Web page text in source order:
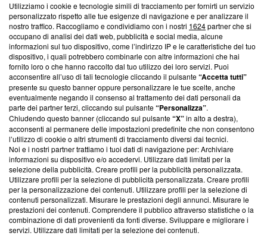
Questa sezione offre informazioni trasparenti su Blasting
News, sui nostri processi editoriali e su come ci impegniamo a
creare news di qualità. Inoltre, afferma la nostra aderenza a
‘Trust Project - News with Integrity’Blasting News non è
ancora membro del programma, ma ha richiesto di farne
parte; Trust Project non ha ancora effettuato una verifica di
conformità agli standard.
Su di noi
Team editoriale
Corporate
Redazione
Informativa Privacy
Cookie Policy
Utilizziamo i cookie e tecnologie simili di tracciamento per fornirti un servizio
personalizzato rispetto alle tue esigenze di navigazione e per analizzare il
nostro traffico. Raccogliamo e condividiamo con i nostri 1624partner che si
occupano di analisi dei dati web, pubblicità e social media, alcune
informazioni sul tuo dispositivo, come l’indirizzo IP e le caratteristiche del tuo
dispositivo, i quali potrebbero combinarle con altre informazioni che hai
fornito loro o che hanno raccolto dal tuo utilizzo dei loro servizi. Puoi
acconsentire all’uso di tali tecnologie cliccando il pulsante“Accetta tutti”
presente su questo banner oppure personalizzare le tue scelte, anche
eventualmente negando il consenso al trattamento dei dati personali da
parte dei partner terzi, cliccando sul pulsante“Personalizza”.
Chiudendo questo banner (cliccando sul pulsante“X”in alto a destra),
acconsenti al permanere delle impostazioni predefinite che non consentono
l’utilizzo di cookie o altri strumenti di tracciamento diversi dai tecnici.
Noi e i nostri partner trattiamo i tuoi dati di navigazione per: Archiviare
informazioni su dispositivo e/o accedervi. Utilizzare dati limitati per la
selezione della pubblicità. Creare profili per la pubblicità personalizzata.
Utilizzare profili per la selezione di pubblicità personalizzata. Creare profili
per la personalizzazione dei contenuti. Utilizzare profili per la selezione di
contenuti personalizzati. Misurare le prestazioni degli annunci. Misurare le
prestazioni dei contenuti. Comprendere il pubblico attraverso statistiche o la
combinazione di dati provenienti da fonti diverse. Sviluppare e migliorare i
servizi. Utilizzare dati limitati per la selezione dei contenuti.